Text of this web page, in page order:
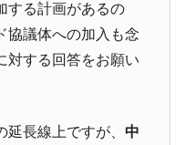
する計画があるの
協議体への加入も念
対する回答をお願い
長線上ですが、 中